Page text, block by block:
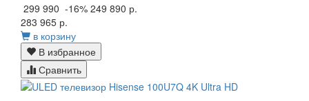
299 990 -16% 249 890 р.
283 965 р.
в корзину
В избранное
Сравнить